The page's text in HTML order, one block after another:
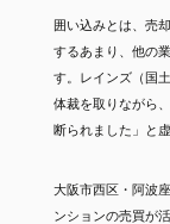
囲い込みとは、売
するあまり、他の
す。レインズ（国
体裁を取りながら
断られました」と
大阪市西区・阿波
ンションの売買が